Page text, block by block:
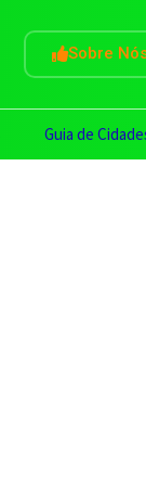
Sobre
Guia de